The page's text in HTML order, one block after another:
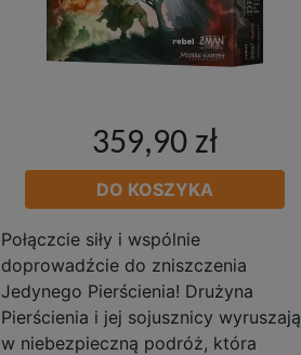
359,90 zł
DO KOSZYKA
Połączcie siły i wspólnie
doprowadźcie do zniszczenia
Jedynego Pierścienia! Drużyna
Pierścienia i jej sojusznicy wyruszają
w niebezpieczną podróż, która